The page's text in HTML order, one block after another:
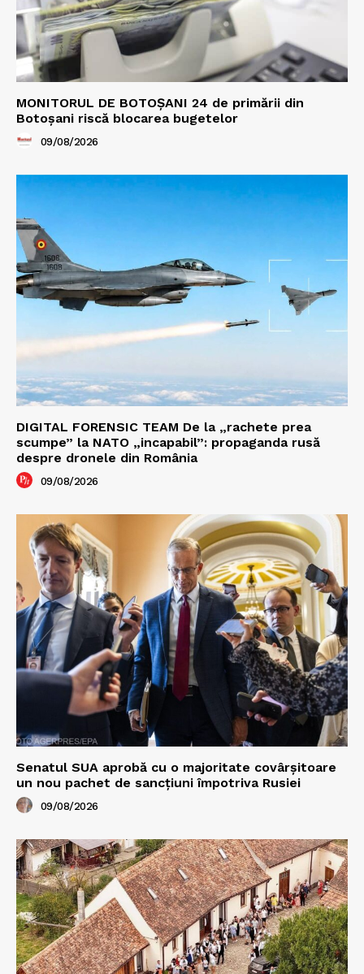
MONITORUL DE BOTOȘANI 24 de primării din
Botoșani riscă blocarea bugetelor
09/08/2026
DIGITAL FORENSIC TEAM De la „rachete prea
scumpe” la NATO „incapabil”: propaganda rusă
despre dronele din România
09/08/2026
Senatul SUA aprobă cu o majoritate covârșitoare
un nou pachet de sancțiuni împotriva Rusiei
09/08/2026